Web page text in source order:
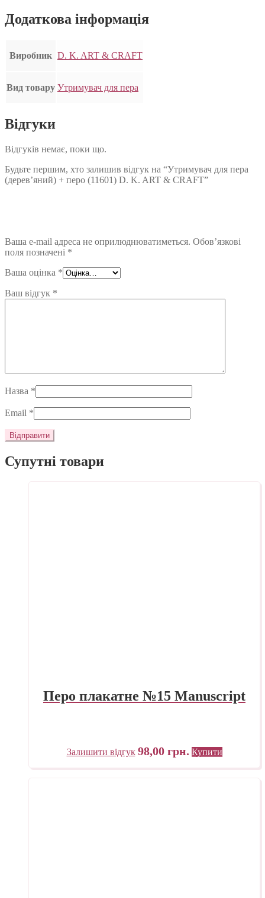
Додаткова інформація
Виробник D. K. ART & CRAFT
Вид товару Утримувач для пера
Відгуки
Відгуків немає, поки що.
Будьте першим, хто залишив відгук на “Утримувач для пера
(дерев’яний) + перо (11601) D. K. ART & CRAFT”
Ваша e-mail адреса не оприлюднюватиметься. Обов’язкові
поля позначені *
Ваша оцінка *
Ваш відгук *
Назва *
Email *
Супутні товари
Перо плакатне №15 Manuscript
Залишити відгук 98,00 грн. Купити